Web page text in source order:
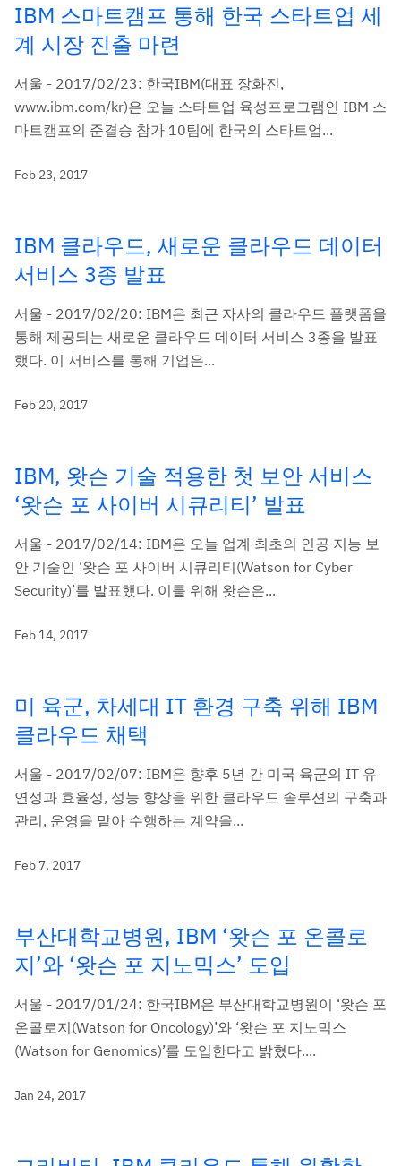
IBM 스마트캠프 통해 한국 스타트업 세
계 시장 진출 마련
서울 - 2017/02/23: 한국IBM(대표 장화진,
www.ibm.com/kr)은 오늘 스타트업 육성프로그램인 IBM 스
마트캠프의 준결승 참가 10팀에 한국의 스타트업...
Feb 23, 2017
IBM 클라우드, 새로운 클라우드 데이터
서비스 3종 발표
서울 - 2017/02/20: IBM은 최근 자사의 클라우드 플랫폼을
통해 제공되는 새로운 클라우드 데이터 서비스 3종을 발표
했다. 이 서비스를 통해 기업은...
Feb 20, 2017
IBM, 왓슨 기술 적용한 첫 보안 서비스
‘왓슨 포 사이버 시큐리티’ 발표
서울 - 2017/02/14: IBM은 오늘 업계 최초의 인공 지능 보
안 기술인 ‘왓슨 포 사이버 시큐리티(Watson for Cyber
Security)’를 발표했다. 이를 위해 왓슨은...
Feb 14, 2017
미 육군, 차세대 IT 환경 구축 위해 IBM
클라우드 채택
서울 - 2017/02/07: IBM은 향후 5년 간 미국 육군의 IT 유
연성과 효율성, 성능 향상을 위한 클라우드 솔루션의 구축과
관리, 운영을 맡아 수행하는 계약을...
Feb 7, 2017
부산대학교병원, IBM ‘왓슨 포 온콜로
지’와 ‘왓슨 포 지노믹스’ 도입
서울 - 2017/01/24: 한국IBM은 부산대학교병원이 ‘왓슨 포
온콜로지(Watson for Oncology)’와 ‘왓슨 포 지노믹스
(Watson for Genomics)’를 도입한다고 밝혔다....
Jan 24, 2017